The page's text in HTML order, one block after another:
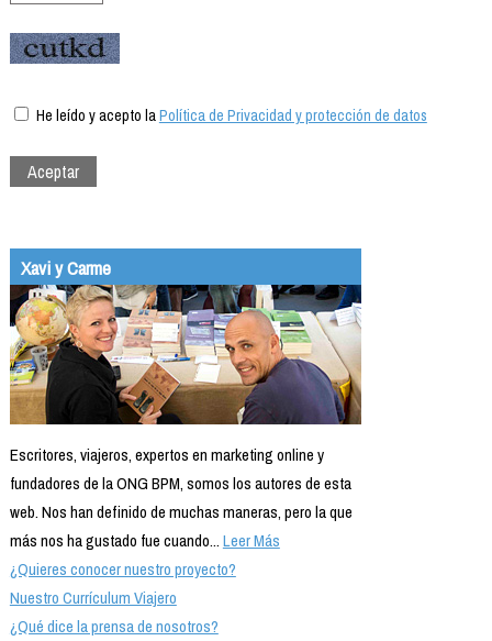
He leído y acepto laPolítica de Privacidad y protección de datos
Xavi y Carme
Escritores, viajeros, expertos en marketing online y
fundadores de la ONG BPM, somos los autores de esta
web. Nos han definido de muchas maneras, pero la que
más nos ha gustado fue cuando...Leer Más
¿Quieres conocer nuestro proyecto?
Nuestro Currículum Viajero
¿Qué dice la prensa de nosotros?